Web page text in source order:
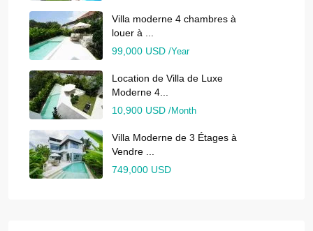
Villa moderne 4 chambres à
louer à ...
99,000 USD /Year
Location de Villa de Luxe
Moderne 4...
10,900 USD /Month
Villa Moderne de 3 Étages à
Vendre ...
749,000 USD